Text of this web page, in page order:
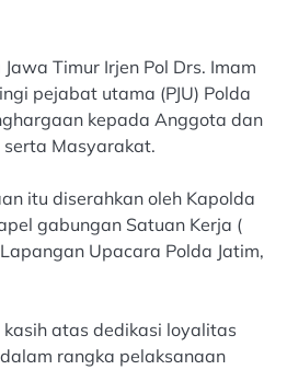
Timur Irjen Pol Drs. Imam
pejabat utama (PJU) Polda
kepada Anggota dan
serta Masyarakat.
itu diserahkan oleh Kapolda
gabungan Satuan Kerja (
Upacara Polda Jatim,
atas dedikasi loyalitas
rangka pelaksanaan